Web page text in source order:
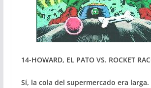
14-HOWARD, EL PATO VS. ROCKET
Sí, la cola del supermercado era larga.